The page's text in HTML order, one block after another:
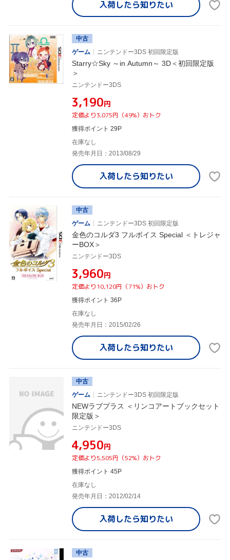
入荷したら知りたい
中古
ゲーム
ニンテンドー3DS 初回限定版
Starry☆Sky ～in Autumn～ 3D＜初回限定版
＞
ニンテンドー3DS
¥3,190円
定価より3,075円（49%）おトク
獲得ポイント 29P
在庫なし
発売年月日：2013/08/29
入荷したら知りたい
中古
ゲーム
ニンテンドー3DS 初回限定版
金色のコルダ3 フルボイス Special ＜トレジャ
ーBOX＞
ニンテンドー3DS
¥3,960円
定価より10,120円（71%）おトク
獲得ポイント 36P
在庫なし
発売年月日：2015/02/26
入荷したら知りたい
中古
ゲーム
ニンテンドー3DS 初回限定版
NEWラブプラス ＜リンコアートブックセット
限定版＞
ニンテンドー3DS
¥4,950円
定価より5,505円（52%）おトク
獲得ポイント 45P
在庫なし
発売年月日：2012/02/14
入荷したら知りたい
中古